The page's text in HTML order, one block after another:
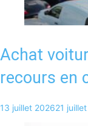
Achat
recours en
13 juillet 202621